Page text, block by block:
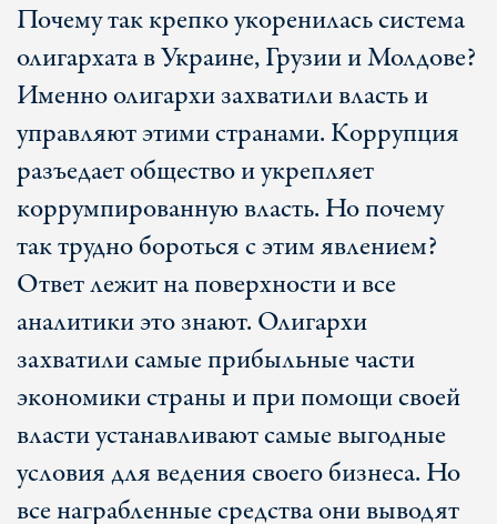
Почему так крепко укоренилась система
олигархата в Украине, Грузии и Молдове?
Именно олигархи захватили власть и
управляют этими странами. Коррупция
разъедает общество и укрепляет
коррумпированную власть. Но почему
так трудно бороться с этим явлением?
Ответ лежит на поверхности и все
аналитики это знают. Олигархи
захватили самые прибыльные части
экономики страны и при помощи своей
власти устанавливают самые выгодные
условия для ведения своего бизнеса. Но
все награбленные средства они выводят